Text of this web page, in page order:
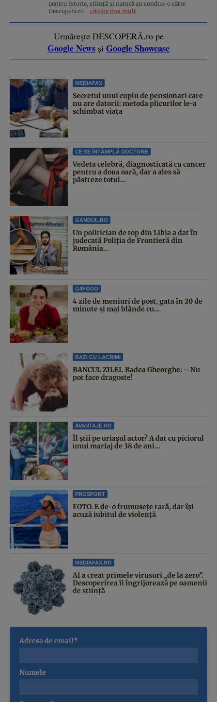
pentru istorie, ştiinţă şi natură au condus-o către
Descopera.ro
citește mai mult
Urmărește DESCOPERĂ.ro pe
Google News și Google Showcase
MEDIAFAX
Secretul unui cuplu de pensionari care
nu are datorii: metoda plicurilor le-a
schimbat viața
CE SE ÎNTÂMPLĂ DOCTORE
Vedeta celebră, diagnosticată cu cancer
pentru a doua oară, dar a ales să
păstreze totul...
GANDUL.RO
Un politician de top din Libia a dat în
judecată Poliția de Frontieră din
România...
G4FOOD
4 zile de meniuri de post, gata în 20 de
minute și mai blânde cu...
RAZI CU LACRIMI
BANCUL ZILEI. Badea Gheorghe: – Nu
pot face dragoste!
AVANTAJE.RO
Îl știi pe uriașul actor? A dat cu piciorul
unui mariaj de 38 de ani...
PROSPORT
FOTO. E de-o frumusețe rară, dar își
acuză iubitul de violență
MEDIAFAX.RO
AI a creat primele virusuri „de la zero”.
Descoperirea îi îngrijorează pe oamenii
de știință
Adresa de email*
Numele